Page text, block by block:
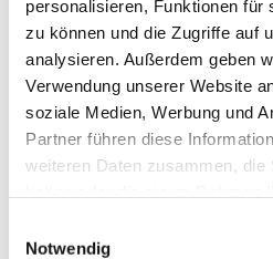
personalisieren, Funktionen für
zu können und die Zugriffe auf
analysieren. Außerdem geben
Verwendung unserer Website
soziale Medien, Werbung und
Partner führen diese
weiteren Daten zusammen, die
Notwendig